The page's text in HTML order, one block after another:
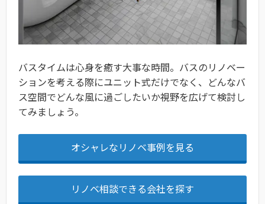
バスタイムは心身を癒す大事な時間。バスのリノベー
ションを考える際にユニット式だけでなく、どんなバ
ス空間でどんな風に過ごしたいか視野を広げて検討し
てみましょう。
オシャレなリノベ事例を見る
リノベ相談できる会社を探す